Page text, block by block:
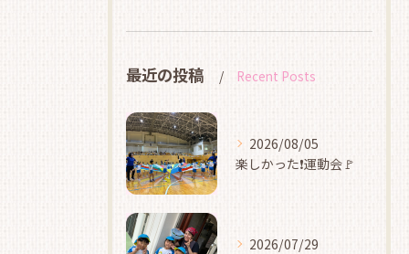
最近の投稿 Recent Posts
2026/08/05
楽しかった❗運動会🚩
2026/07/29